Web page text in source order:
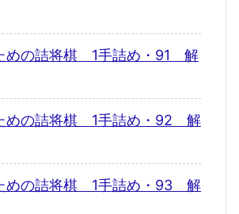
めの詰将棋 1手詰め・91 解
めの詰将棋 1手詰め・92 解
めの詰将棋 1手詰め・93 解